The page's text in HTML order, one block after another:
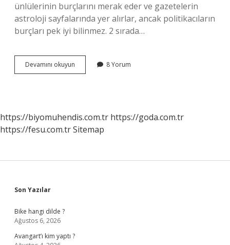
ünlülerinin burçlarını merak eder ve gazetelerin
astroloji sayfalarında yer alırlar, ancak politikacıların
burçları pek iyi bilinmez. 2 sırada…
Devamını okuyun Türkiyede
En
8 Yorum
https://biyomuhendis.com.tr https://goda.com.tr
https://fesu.com.trSitemap
Sidebar
Son Yazılar
Bike hangi dilde ?
Ağustos 6, 2026
Avangart’ı kim yaptı ?